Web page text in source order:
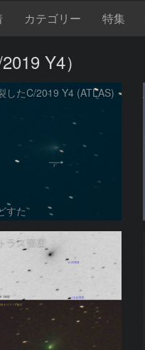
カテゴリー 特集
Y4）
したC/2019 Y4 (ATLAS)
すた
ラス彗星